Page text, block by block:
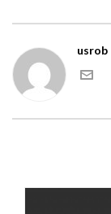
usrob